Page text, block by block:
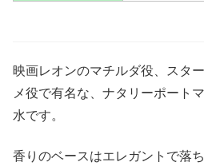
映画レオンのマチルダ役、スタ
メ役で有名な、ナタリーポート
水です。
香りのベースはエレガントで落